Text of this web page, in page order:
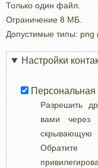
Только один файл.
Ограничение 8 МБ.
Допустимые типы: png
Настройки
Персональная
Разрешить
вами через
Обратите